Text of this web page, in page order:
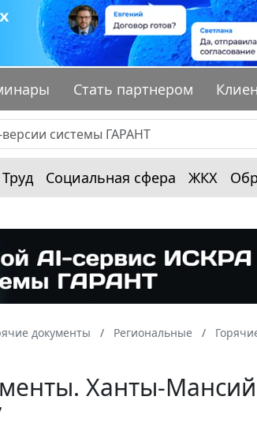
Стать партнером
Труд Социальная сфера ЖКХ
документы Региональные
Ханты-